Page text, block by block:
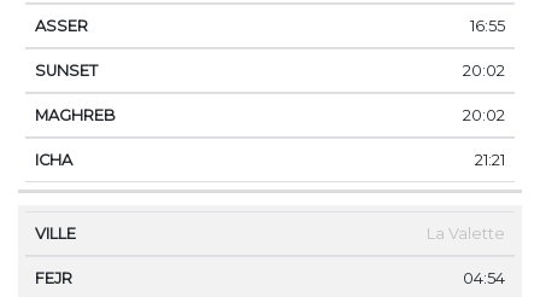
16:55
20:02
20:02
21:21
La Valette
04:54